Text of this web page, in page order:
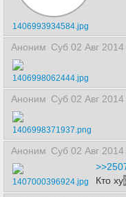
1406993934584.jpg
Аноним Суб 02 Авг
1406998062444.jpg
Аноним Суб 02 Авг 2014
1406998371937.png
Аноним Суб 02 Авг
1407000396924.jpg
Кто ху